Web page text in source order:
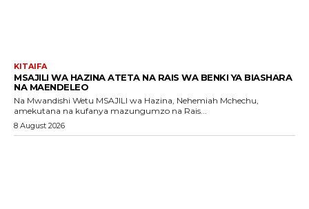
KITAIFA
MSAJILI WA HAZINA ATETA NA RAIS WA BENKI YA BIASHARA
NA MAENDELEO
Na Mwandishi Wetu MSAJILI wa Hazina, Nehemiah Mchechu,
amekutana na kufanya mazungumzo na Rais...
8 August 2026